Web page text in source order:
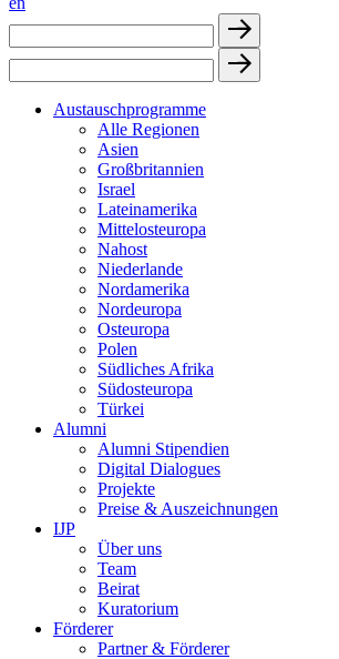
Austauschprogramme
Alle Regionen
Asien
Großbritannien
Israel
Lateinamerika
Mittelosteuropa
Nahost
Niederlande
Nordamerika
Nordeuropa
Osteuropa
Polen
Südliches Afrika
Südosteuropa
Türkei
Alumni
Alumni Stipendien
Digital Dialogues
Projekte
Preise & Auszeichnungen
IJP
Über uns
Team
Beirat
Kuratorium
Förderer
Partner & Förderer